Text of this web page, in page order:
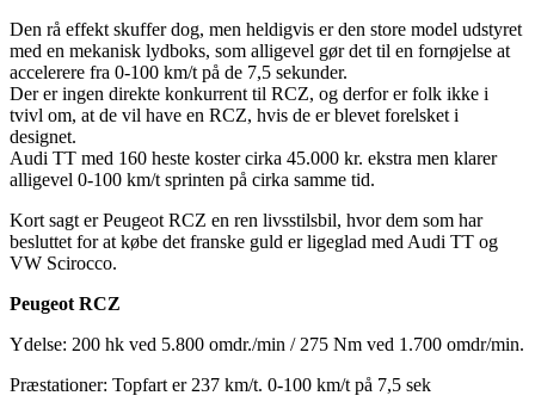
Den rå effekt skuffer dog, men heldigvis er den store model udstyret
med en mekanisk lydboks, som alligevel gør det til en fornøjelse at
accelerere fra 0-100 km/t på de 7,5 sekunder.
Der er ingen direkte konkurrent til RCZ, og derfor er folk ikke i
tvivl om, at de vil have en RCZ, hvis de er blevet forelsket i
designet.
Audi TT med 160 heste koster cirka 45.000 kr. ekstra men klarer
alligevel 0-100 km/t sprinten på cirka samme tid.
Kort sagt er Peugeot RCZ en ren livsstilsbil, hvor dem som har
besluttet for at købe det franske guld er ligeglad med Audi TT og
VW Scirocco.
Peugeot RCZ
Ydelse: 200 hk ved 5.800 omdr./min / 275 Nm ved 1.700 omdr/min.
Præstationer: Topfart er 237 km/t. 0-100 km/t på 7,5 sek